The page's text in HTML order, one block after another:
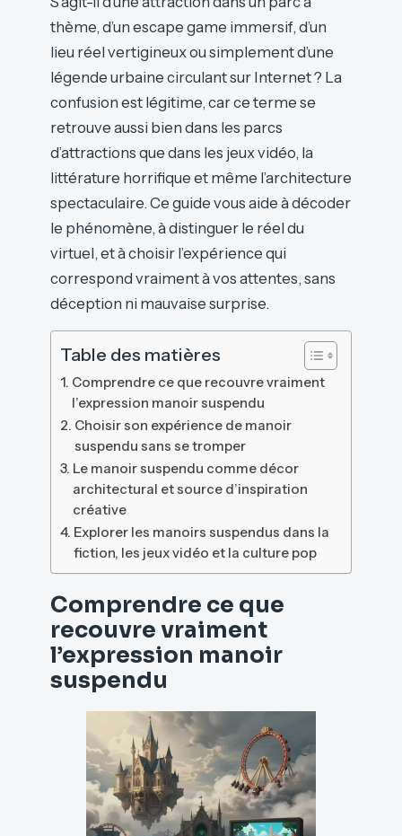
thème, d’un escape game immersif, d’un
lieu réel vertigineux ou simplement d’une
légende urbaine circulant sur Internet ? La
confusion est légitime, car ce terme se
retrouve aussi bien dans les parcs
d’attractions que dans les jeux vidéo, la
littérature horrifique et même l’architecture
spectaculaire. Ce guide vous aide à décoder
le phénomène, à distinguer le réel du
virtuel, et à choisir l’expérience qui
correspond vraiment à vos attentes, sans
déception ni mauvaise surprise.
Table des matières
Comprendre ce que recouvre vraiment
l’expression manoir suspendu
Choisir son expérience de manoir
suspendu sans se tromper
Le manoir suspendu comme décor
architectural et source d’inspiration
créative
Explorer les manoirs suspendus dans la
fiction, les jeux vidéo et la culture pop
Comprendre ce que
recouvre vraiment
l’expression manoir
suspendu